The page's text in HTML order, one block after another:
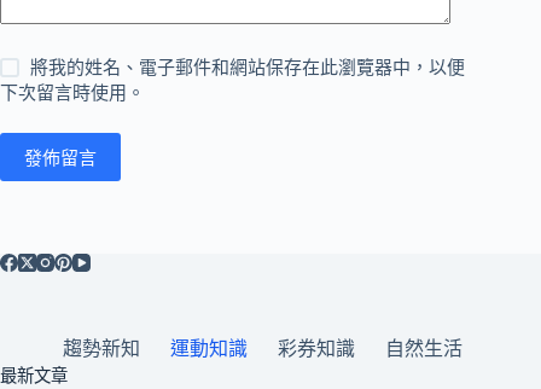
將我的姓名、電子郵件和網站保存在此瀏覽器中，以便
下次留言時使用。
發佈留言
趨勢新知 運動知識 彩券知識 自然生活
最新文章